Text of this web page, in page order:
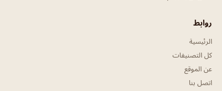
روابط
الرئيسية
كل التصنيفات
عن الموقع
اتصل بنا